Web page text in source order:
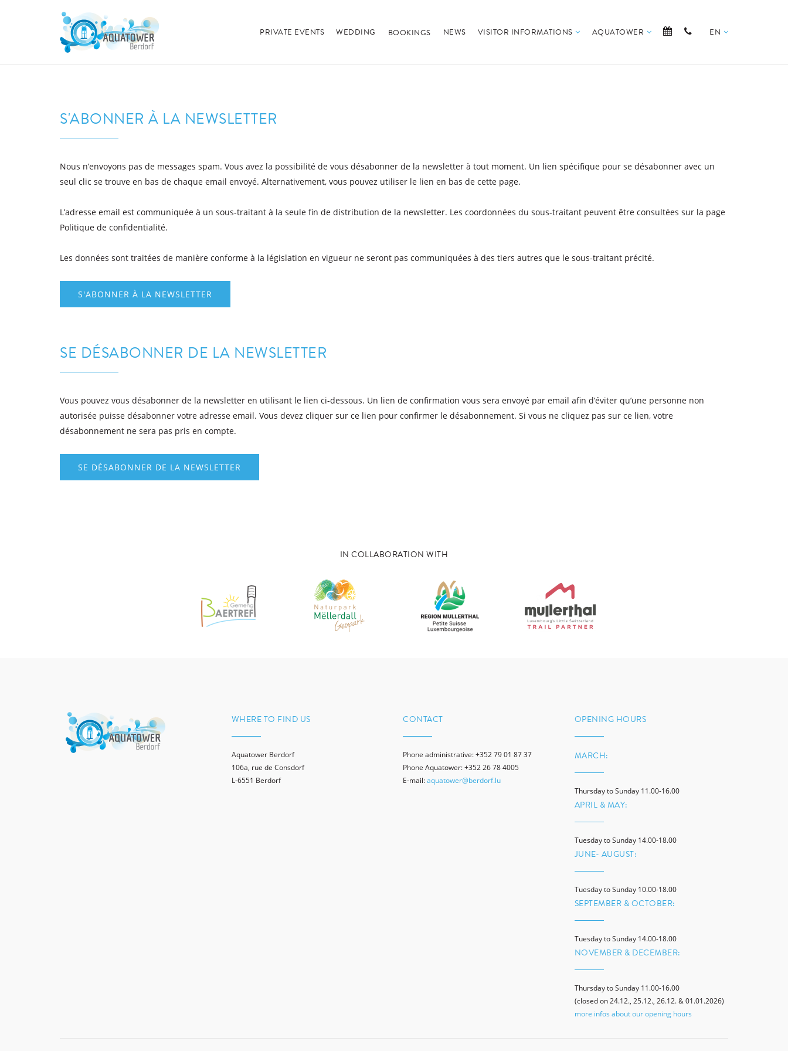
EN
PRIVATE EVENTS WEDDING BOOKINGS NEWS VISITOR INFORMATIONS AQUATOWER
S'ABONNER À LA NEWSLETTER
Nous n’envoyons pas de messages spam. Vous avez la possibilité de vous désabonner de la newsletter à tout moment. Un lien spécifique pour se désabonner avec un
seul clic se trouve en bas de chaque email envoyé. Alternativement, vous pouvez utiliser le lien en bas de cette page.
L’adresse email est communiquée à un sous-traitant à la seule fin de distribution de la newsletter. Les coordonnées du sous-traitant peuvent être consultées sur la page
Politique de confidentialité.
Les données sont traitées de manière conforme à la législation en vigueur ne seront pas communiquées à des tiers autres que le sous-traitant précité.
S'ABONNER À LA NEWSLETTER
SE DÉSABONNER DE LA NEWSLETTER
Vous pouvez vous désabonner de la newsletter en utilisant le lien ci-dessous. Un lien de confirmation vous sera envoyé par email afin d’éviter qu’une personne non
autorisée puisse désabonner votre adresse email. Vous devez cliquer sur ce lien pour confirmer le désabonnement. Si vous ne cliquez pas sur ce lien, votre
désabonnement ne sera pas pris en compte.
SE DÉSABONNER DE LA NEWSLETTER
IN COLLABORATION WITH
WHERE TO FIND US
Aquatower Berdorf
106a, rue de Consdorf
L-6551 Berdorf
CONTACT
Phone administrative: +352 79 01 87 37
Phone Aquatower: +352 26 78 4005
E-mail:aquatower@berdorf.lu
OPENING HOURS
MARCH:
Thursday to Sunday 11.00-16.00
APRIL & MAY:
Tuesday to Sunday 14.00-18.00
JUNE- AUGUST:
Tuesday to Sunday 10.00-18.00
SEPTEMBER & OCTOBER:
Tuesday to Sunday 14.00-18.00
NOVEMBER & DECEMBER:
Thursday to Sunday 11.00-16.00
(closed on 24.12., 25.12., 26.12. & 01.01.2026)
more infos about our opening hours